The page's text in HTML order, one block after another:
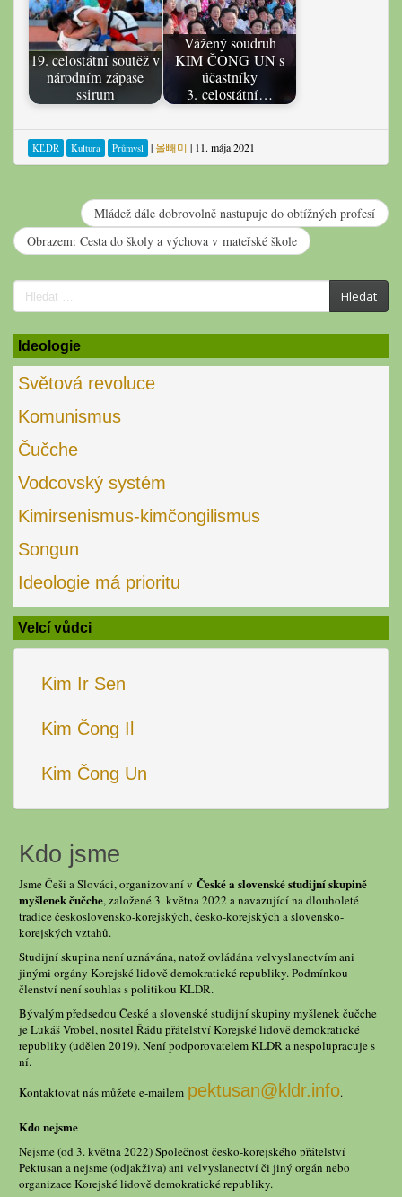
19. celostátní soutěž v
národním zápase
ssirum
Vážený soudruh
KIM ČONG UN s
účastníky
3. celostátní…
KĽDR Kultura Průmysl | 올빼미 | 11. mája 2021
Mládež dále dobrovolně nastupuje do obtížných profesí
Obrazem: Cesta do školy a výchova v mateřské škole
Search
for:
Hledat
Ideologie
Světová revoluce
Komunismus
Čučche
Vodcovský systém
Kimirsenismus-kimčongilismus
Songun
Ideologie má prioritu
Velcí vůdci
Kim Ir Sen
Kim Čong Il
Kim Čong Un
Kdo jsme
Jsme Češi a Slováci, organizovaní v České a slovenské studijní skupině
myšlenek čučche, založené 3. května 2022 a navazující na dlouholeté
tradice československo-korejských, česko-korejských a slovensko-
korejských vztahů.
Studijní skupina není uznávána, natož ovládána velvyslanectvím ani
jinými orgány Korejské lidově demokratické republiky. Podmínkou
členství není souhlas s politikou KLDR.
Bývalým předsedou České a slovenské studijní skupiny myšlenek čučche
je Lukáš Vrobel, nositel Řádu přátelství Korejské lidově demokratické
republiky (udělen 2019). Není podporovatelem KLDR a nespolupracuje s
ní.
Kontaktovat nás můžete e-mailem pektusan@kldr.info.
Kdo nejsme
Nejsme (od 3. května 2022) Společnost česko-korejského přátelství
Pektusan a nejsme (odjakživa) ani velvyslanectví či jiný orgán nebo
organizace Korejské lidově demokratické republiky.